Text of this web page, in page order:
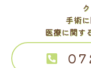
手術
医療に関す